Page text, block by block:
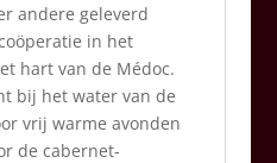
andere geleverd
in het
hart van de Médoc.
bij het water van de
vrij warme avonden
de cabernet-